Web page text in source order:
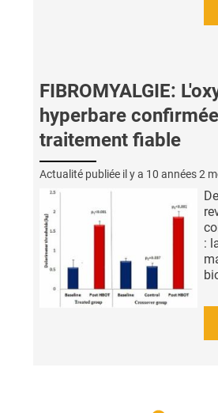
FIBROMYALGIE:
hyperbare
traitement fiable
Actualité publiée il y a 10 années 2
: